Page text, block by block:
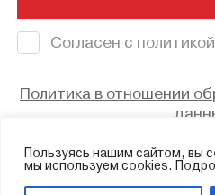
Пользуясь нашим сайтом, вы
мы используем cookies.
© 2023 -
народного
Политика в отношении
Согласен с